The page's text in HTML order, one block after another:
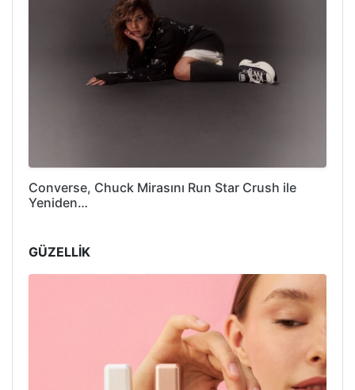
Converse, Chuck Mirasını Run Star Crush ile
Yeniden…
GÜZELLİK